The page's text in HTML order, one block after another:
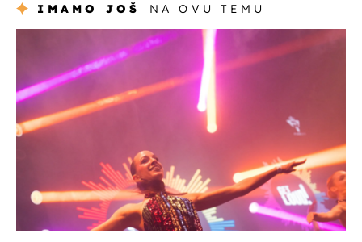
IMAMO JOŠ NA OVU TEMU